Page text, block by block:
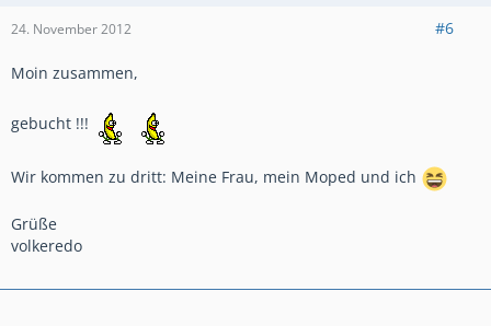
24. November 2012 #6
Moin zusammen,
gebucht !!!
Wir kommen zu dritt: Meine Frau, mein Moped und ich
Grüße
volkeredo